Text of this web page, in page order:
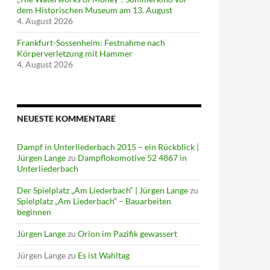
dem Historischen Museum am 13. August
4. August 2026
Frankfurt-Sossenheim: Festnahme nach
Körperverletzung mit Hammer
4. August 2026
NEUESTE KOMMENTARE
Dampf in Unterliederbach 2015 – ein Rückblick |
Jürgen Langezu Dampflokomotive 52 4867 in
Unterliederbach
Der Spielplatz „Am Liederbach“ | Jürgen Langezu
Spielplatz „Am Liederbach“ – Bauarbeiten
beginnen
Jürgen Langezu Orion im Pazifik gewassert
Jürgen Langezu Es ist Wahltag